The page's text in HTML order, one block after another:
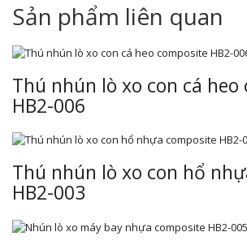
Sản phẩm liên quan
Thú nhún lò xo con cá heo
HB2-006
Thú nhún lò xo con hổ
HB2-003